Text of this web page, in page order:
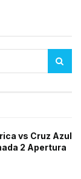
vs Cruz Azul
2 Apertura